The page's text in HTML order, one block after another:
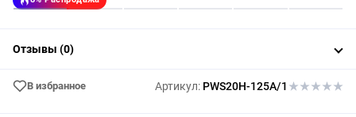
Отзывы (0)
В избранное Артикул: PWS20H-125A/1